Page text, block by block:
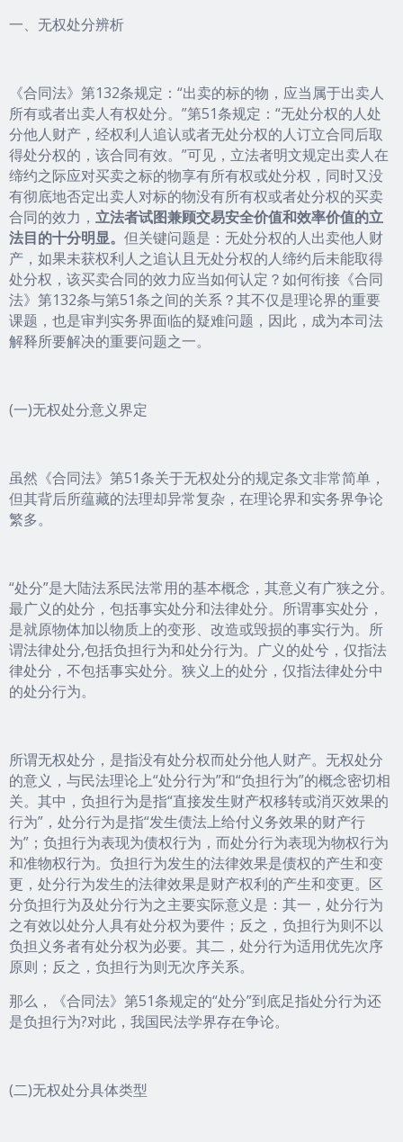
一、无权处分辨析
《合同法》第132条规定：“出卖的标的物，应当属于出卖人
所有或者出卖人有权处分。”第51条规定：“无处分权的人处
分他人财产，经权利人追认或者无处分权的人订立合同后取
得处分权的，该合同有效。”可见，立法者明文规定出卖人在
缔约之际应对买卖之标的物享有所有权或处分权，同时又没
有彻底地否定出卖人对标的物没有所有权或者处分权的买卖
合同的效力， 立法者试图兼顾交易安全价值和效率价值的立
法目的十分明显。 但关键问题是：无处分权的人出卖他人财
产，如果未获权利人之追认且无处分权的人缔约后未能取得
处分权，该买卖合同的效力应当如何认定？如何衔接《合同
法》第132条与第51条之间的关系？其不仅是理论界的重要
课题，也是审判实务界面临的疑难问题，因此，成为本司法
解释所要解决的重要问题之一。
(一)无权处分意义界定
虽然《合同法》第51条关于无权处分的规定条文非常简单，
但其背后所蕴藏的法理却异常复杂，在理论界和实务界争论
繁多。
“处分”是大陆法系民法常用的基本概念，其意义有广狭之分。
最广义的处分，包括事实处分和法律处分。所谓事实处分，
是就原物体加以物质上的变形、改造或毁损的事实行为。所
谓法律处分,包括负担行为和处分行为。广义的处兮，仅指法
律处分，不包括事实处分。狭义上的处分，仅指法律处分中
的处分行为。
所谓无权处分，是指没有处分权而处分他人财产。无权处分
的意义，与民法理论上“处分行为”和“负担行为”的概念密切相
关。其中，负担行为是指“直接发生财产权移转或消灭效果的
行为”，处分行为是指“发生债法上给付义务效果的财产行
为”；负担行为表现为债权行为，而处分行为表现为物权行为
和准物权行为。负担行为发生的法律效果是债权的产生和变
更，处分行为发生的法律效果是财产权利的产生和变更。区
分负担行为及处分行为之主要实际意义是：其一，处分行为
之有效以处分人具有处分权为要件；反之，负担行为则不以
负担义务者有处分权为必要。其二，处分行为适用优先次序
原则；反之，负担行为则无次序关系。
那么，《合同法》第51条规定的“处分”到底足指处分行为还
是负担行为?对此，我国民法学界存在争论。
(二)无权处分具体类型